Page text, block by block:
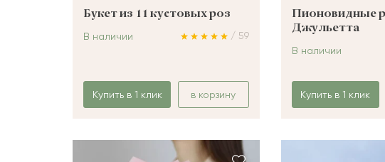
Букет из 11 кустовых роз
/ 59
В наличии
Купить в 1 клик в корзину
Пионовидные
Джульетта
В наличии
Купить в 1 клик